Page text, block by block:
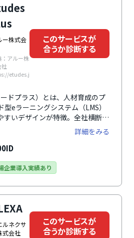
ー株式会
：アルー株
etudes.j
このサービスが
合うか診断する
ドプラス）とは、人材育成のプ
eラーニングシステム（LMS）
すいデザインが特徴。全社横断で
利用にも対応可能です。セキュリ
心して利用できます。社内教育だ
ビジネスのプラットフォームと
詳細をみる
企業導入実績あり
ルネクサ
式会社
このサービスが
合うか診断する